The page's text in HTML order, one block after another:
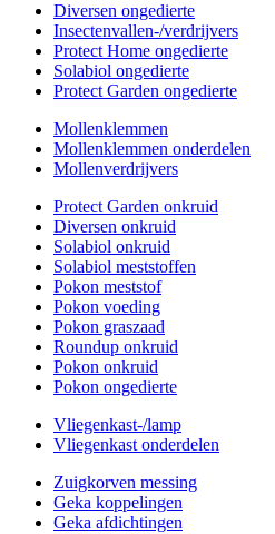
Diversen ongedierte
Insectenvallen-/verdrijvers
Protect Home ongedierte
Solabiol ongedierte
Protect Garden ongedierte
Mollenklemmen
Mollenklemmen onderdelen
Mollenverdrijvers
Protect Garden onkruid
Diversen onkruid
Solabiol onkruid
Solabiol meststoffen
Pokon meststof
Pokon voeding
Pokon graszaad
Roundup onkruid
Pokon onkruid
Pokon ongedierte
Vliegenkast-/lamp
Vliegenkast onderdelen
Zuigkorven messing
Geka koppelingen
Geka afdichtingen